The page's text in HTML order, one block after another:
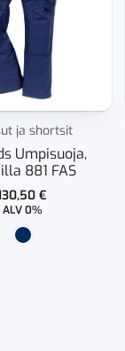
ja shortsit
Umpisuoja,
881 FAS
€
ALV 0%